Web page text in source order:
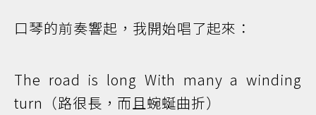
口琴的前奏響起，我開始唱了起來：
The road is long With many a winding
turn（路很長，而且蜿蜒曲折）